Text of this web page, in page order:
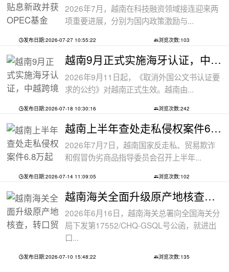
2026年7月，越南在科技融资领域接连迎来两
项重要进展，分别为国内政策激励与...
发布日期:2026-07-27 10:55:22 浏览次数:103
越南9月正式实施海牙认证，中越跨境文件
2026年9月11日起，《取消外国公文书认证要
求的公约》对越南正式生效。越南由...
发布日期:2026-07-18 10:30:16 浏览次数:242
越南上半年查处走私侵权案件6.8万起
2026年7月7日，越南国家反走私、贸易欺诈
和假冒伪劣商品指导委员会召开上半年...
发布日期:2026-07-14 11:09:05 浏览次数:102
越南海关全面升级原产地核查，转口贸易
2026年6月16日，越南海关总署向全国海关分
局下发第17552/CHQ-GSQL号公函，就进出
口...
发布日期:2026-07-10 15:48:22 浏览次数:135